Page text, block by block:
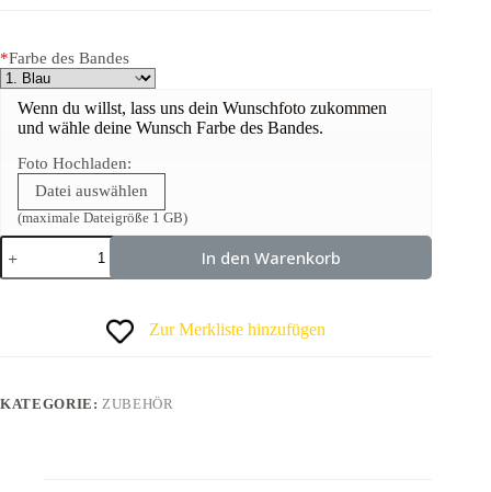
*Farbe des Bandes
Wenn du willst, lass uns dein Wunschfoto zukommen
und wähle deine Wunsch Farbe des Bandes.
Foto Hochladen:
Datei auswählen
(maximale Dateigröße 1 GB)
In den Warenkorb
Zur Merkliste hinzufügen
KATEGORIE:ZUBEHÖR